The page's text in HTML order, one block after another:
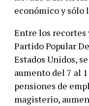
moreeconómico y sólo
Entre los recortes
Partido Popular
Estados Unidos,
aumento del 7 al
pensiones de
magisterio,